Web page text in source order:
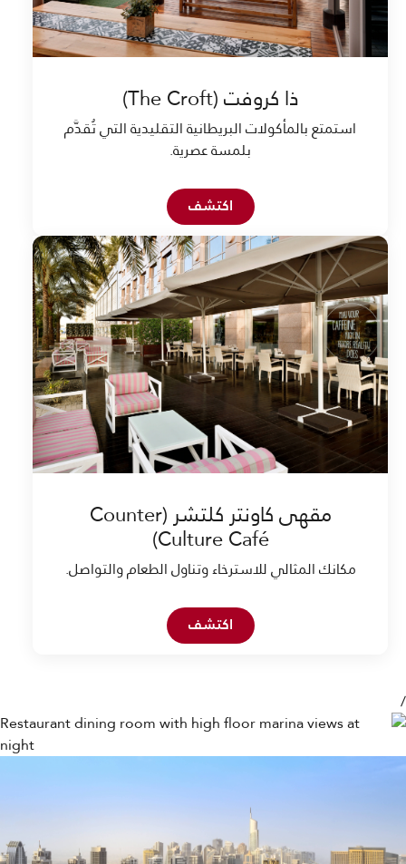
ذا كروفت (The Croft)
استمتع بالمأكولات البريطانية التقليدية التي تُقدَّم
بلمسة عصرية.
اكتشفOpen in New Tab
مقهى كاونتر كلتشر (Counter
Culture Café)
مكانك المثالي للاسترخاء وتناول الطعام والتواصل.
اكتشفOpen in New Tab
/